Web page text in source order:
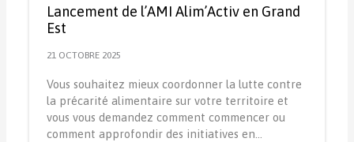
Lancement de l’AMI Alim’Activ en Grand
Est
21 OCTOBRE 2025
Vous souhaitez mieux coordonner la lutte contre
la précarité alimentaire sur votre territoire et
vous vous demandez comment commencer ou
comment approfondir des initiatives en…